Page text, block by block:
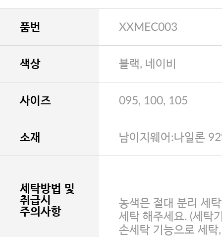
품번 XXMEC003
색상 블랙, 네이비
사이즈 095, 100, 105
소재 남이지웨어:나일론
세탁방법 및
취급시
주의사항
농색은 절대 분리 세
세탁 해주세요. (세탁
손세탁 기능으로 세탁